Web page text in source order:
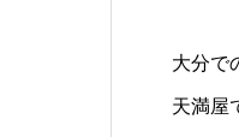
大分で
天満屋